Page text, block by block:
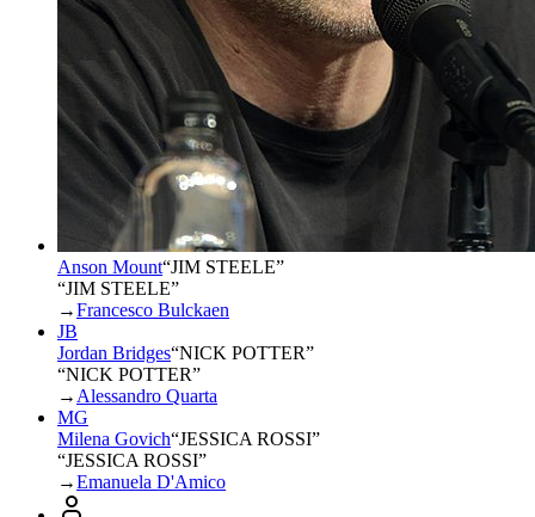
Anson Mount“JIM STEELE”
“JIM STEELE”
→Francesco Bulckaen
JB
Jordan Bridges“NICK POTTER”
“NICK POTTER”
→ Alessandro Quarta
MG
Milena Govich“JESSICA ROSSI”
“JESSICA ROSSI”
→Emanuela D'Amico